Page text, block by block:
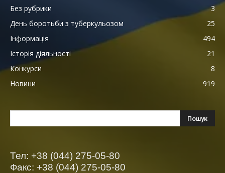
Без рубрики
3
День боротьби з туберкульозом
25
Інформація
494
Історія діяльності
21
Конкурси
8
Новини
919
Тел: +38 (044) 275-05-80
Факс: +38 (044) 275-05-80